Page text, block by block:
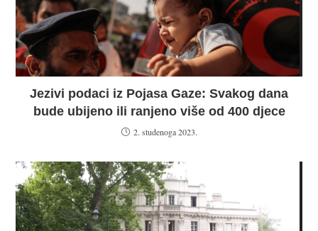
Jezivi podaci iz Pojasa Gaze: Svakog dana
bude ubijeno ili ranjeno više od 400 djece
2. studenoga 2023.